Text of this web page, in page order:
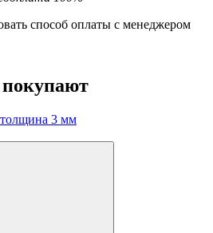
способ оплаты с менеджером